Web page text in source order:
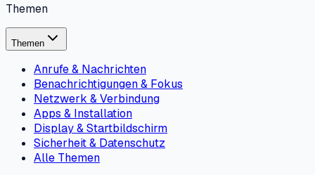
Themen
Themen
Anrufe & Nachrichten
Benachrichtigungen & Fokus
Netzwerk & Verbindung
Apps & Installation
Display & Startbildschirm
Sicherheit & Datenschutz
Alle Themen